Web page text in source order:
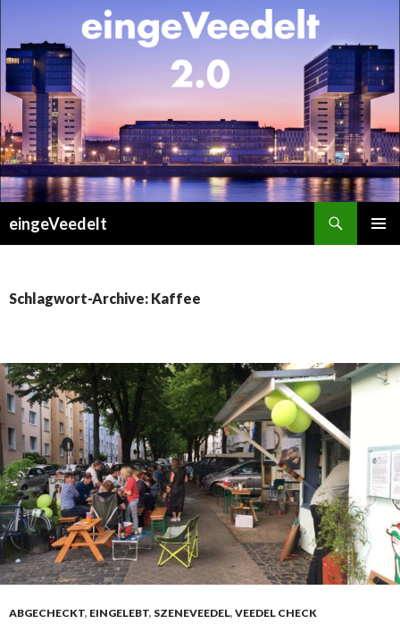
eingeVeedelt
Schlagwort-Archive: Kaffee
ABGECHECKT, EINGELEBT, SZENEVEEDEL, VEEDEL CHECK